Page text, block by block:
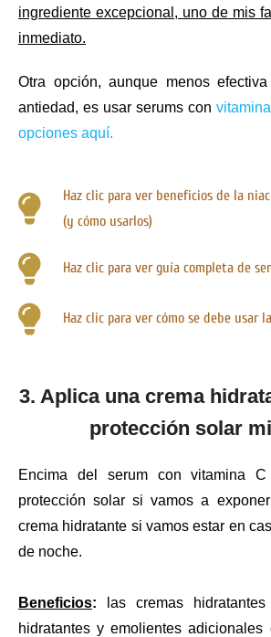
ingrediente excepcional, uno de mis
inmediato.
Otra opción, aunque menos
antiedad, es usar serums con
opciones aquí.
Haz clic para ver beneficios de la
(y cómo usarlos)
Haz clic para ver guía completa de
Haz clic para ver cómo se debe usar
3. Aplica una crema
protección solar
Encima del serum con vitamina C
protección solar si vamos a
crema hidratante si vamos estar en
de noche.
Beneficios: las cremas
hidratantes y emolientes